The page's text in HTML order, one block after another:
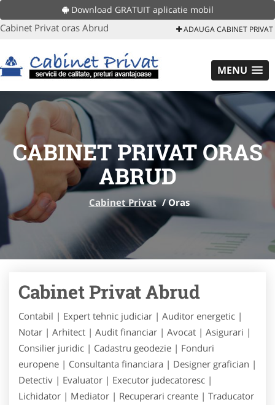
Download GRATUIT aplicatie mobil
Cabinet Privat oras Abrud ADAUGA CABINET PRIVAT
MENU
CABINET PRIVAT ORAS
ABRUD
Cabinet Privat /Oras
Cabinet Privat Abrud
Contabil | Expert tehnic judiciar | Auditor energetic |
Notar | Arhitect | Audit financiar | Avocat | Asigurari |
Consilier juridic | Cadastru geodezie | Fonduri
europene | Consultanta financiara | Designer grafician |
Detectiv | Evaluator | Executor judecatoresc |
Lichidator | Mediator | Recuperari creante | Traducator